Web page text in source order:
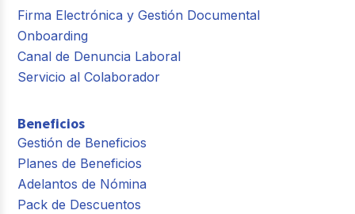
Firma Electrónica y Gestión Documental
Onboarding
Canal de Denuncia Laboral
Servicio al Colaborador
Beneficios
Gestión de Beneficios
Planes de Beneficios
Adelantos de Nómina
Pack de Descuentos